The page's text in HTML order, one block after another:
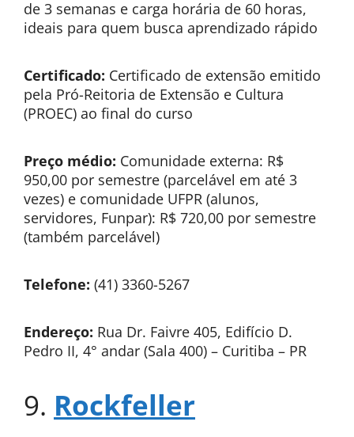
de 3 semanas e carga horária de 60 horas,
ideais para quem busca aprendizado rápido
Certificado: Certificado de extensão emitido
pela Pró-Reitoria de Extensão e Cultura
(PROEC) ao final do curso
Preço médio: Comunidade externa: R$
950,00 por semestre (parcelável em até 3
vezes) e comunidade UFPR (alunos,
servidores, Funpar): R$ 720,00 por semestre
(também parcelável)
Telefone: (41) 3360-5267
Endereço: Rua Dr. Faivre 405, Edifício D.
Pedro II, 4° andar (Sala 400) – Curitiba – PR
9. Rockfeller